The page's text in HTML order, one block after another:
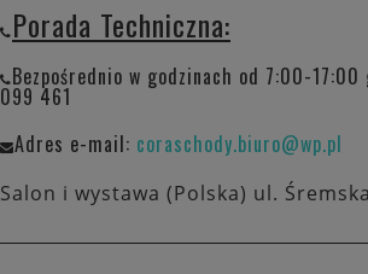
Porada Techniczna:
Bezpośrednio w godzinach od 7:00-
099 461
Adres e-mail: coraschody.biuro@wp.pl
Salon i wystawa (Polska) ul.